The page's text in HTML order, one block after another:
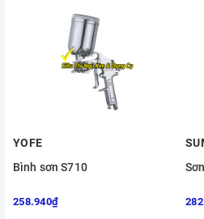
YOFE
Bình sơn S710
258.940₫